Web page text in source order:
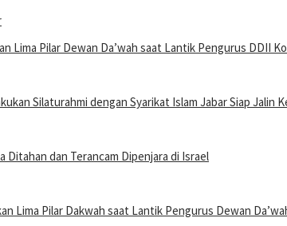
Lima Pilar Dewan Da’wah saat Lantik Pengurus DDII
Silaturahmi dengan Syarikat Islam Jabar Siap Jalin
Ditahan dan Terancam Dipenjara di Israel
Lima Pilar Dakwah saat Lantik Pengurus Dewan